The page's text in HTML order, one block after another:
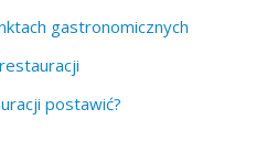
gastronomicznych
postawić?